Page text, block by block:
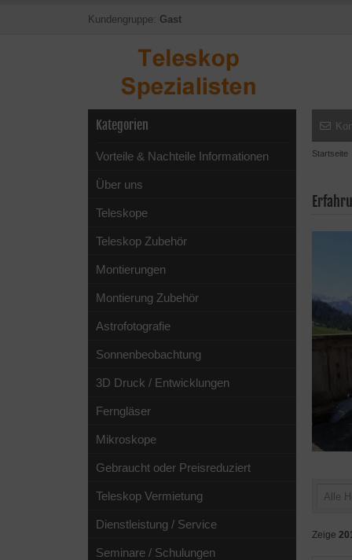
Kundengruppe: Gast
Startseite
Alle
Zeige
Kategorien
Vorteile & Nachteile Informationen
Über uns
Teleskope
Teleskop Zubehör
Montierungen
Montierung Zubehör
Astrofotografie
Sonnenbeobachtung
3D Druck / Entwicklungen
Ferngläser
Mikroskope
Gebraucht oder Preisreduziert
Teleskop Vermietung
Dienstleistung / Service
Seminare / Schulungen